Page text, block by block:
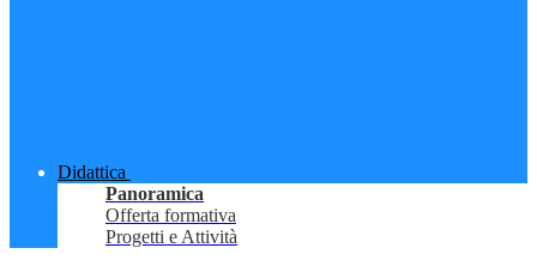
Didattica
Panoramica
Offerta formativa
Progetti e Attività